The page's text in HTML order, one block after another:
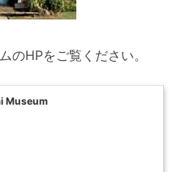
のHPをご覧ください。
Museum